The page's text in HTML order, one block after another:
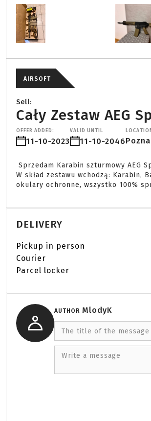
AIRSOFT
Sell:
Cały Zestaw AEG
OFFER ADDED:
11-10-2023
VALID UNTIL
11-10-2046
W skład zestawu wchodzą: Karabin,
okulary ochronne, wszystko 100%
DELIVERY
Pickup in person
Courier
Parcel locker
AUTHOR MlodyK
The title of the message
Write a message